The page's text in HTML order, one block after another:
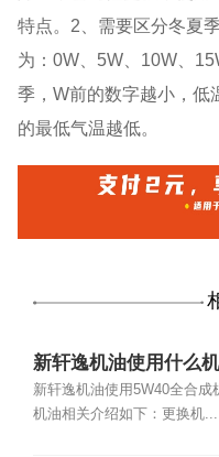
特点。2、需要区分冬夏
为：0W、5W、10W、
季，W前的数字越小，低
的最低气温越低。
新轩逸机油使用什么
新轩逸机油使用5W40全合成
机油相关介绍如下：更换机...